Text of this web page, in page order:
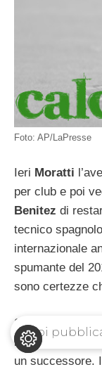
Foto: AP/LaPresse
Ieri Moratti
per club e poi
Benitez di
tecnico
internazionale
spumante del
sono certezze
Secondo i soliti
nerazzurra si
un successore.
Vuoi